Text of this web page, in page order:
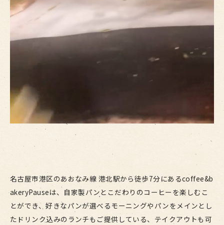
名古屋市港区のあおなみ線 港北駅から徒歩7分にあるcoffee&b
akeryPauseは、自家製パンとこだわりのコーヒーを楽しむこ
とができ、好きなパンが選べるモーニングやパンをメインとし
たドリンク込みのランチもご提供している、テイクアウトも可